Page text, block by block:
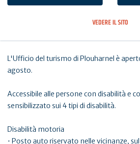
VEDERE IL SITO
L'Ufficio del turismo di Plouharnel è
agosto.
Accessibile alle persone con disabilità e
sensibilizzato sui 4 tipi di disabilità.
Disabilità motoria
• Posto auto riservato nelle vicinanze,